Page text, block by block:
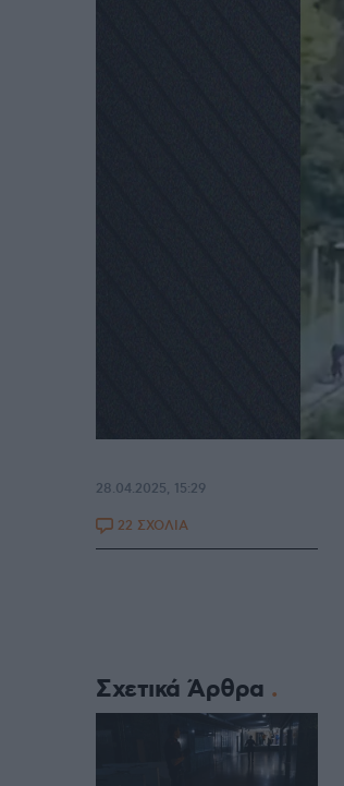
28.04.2025, 15:29
22 ΣΧΟΛΙΑ
Σχετικά Άρθρα